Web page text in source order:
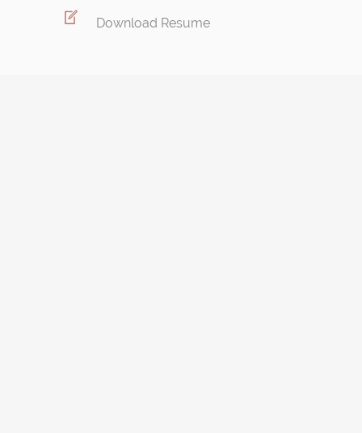
Download Resume